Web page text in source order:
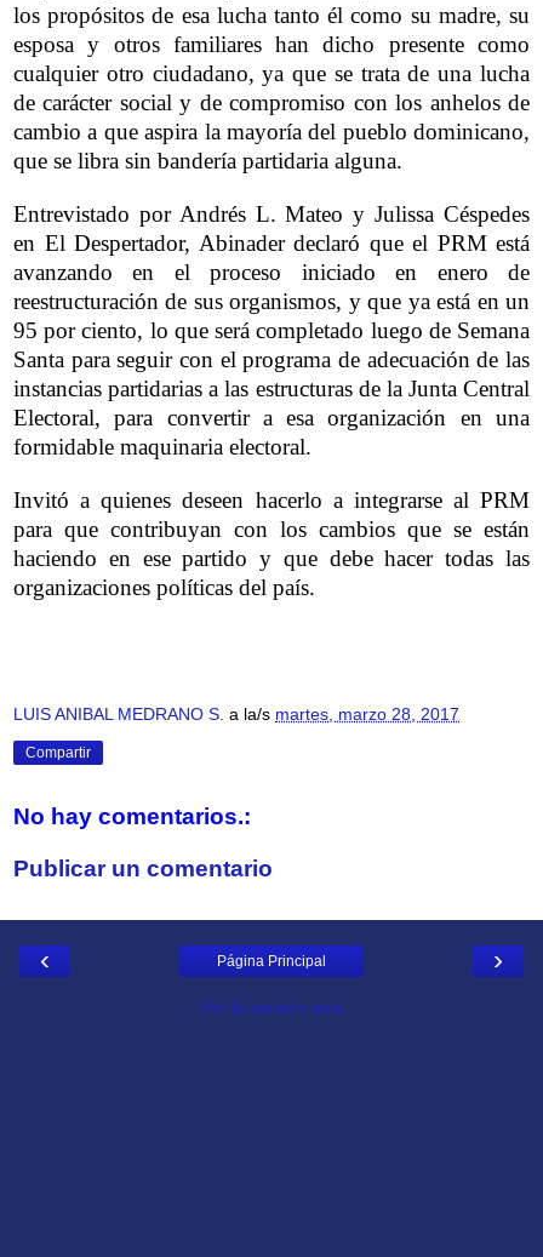
los propósitos de esa lucha tanto él como su madre, su
esposa y otros familiares han dicho presente como
cualquier otro ciudadano, ya que se trata de una lucha
de carácter social y de compromiso con los anhelos de
cambio a que aspira la mayoría del pueblo dominicano,
que se libra sin bandería partidaria alguna.
Entrevistado por Andrés L. Mateo y Julissa Céspedes
en El Despertador, Abinader declaró que el PRM está
avanzando en el proceso iniciado en enero de
reestructuración de sus organismos, y que ya está en un
95 por ciento, lo que será completado luego de Semana
Santa para seguir con el programa de adecuación de las
instancias partidarias a las estructuras de la Junta Central
Electoral, para convertir a esa organización en una
formidable maquinaria electoral.
Invitó a quienes deseen hacerlo a integrarse al PRM
para que contribuyan con los cambios que se están
haciendo en ese partido y que debe hacer todas las
organizaciones políticas del país.
LUIS ANIBAL MEDRANO S. a la/s martes, marzo 28, 2017
Compartir
No hay comentarios.:
Publicar un comentario
‹ ›
Página Principal
Ver la versión web